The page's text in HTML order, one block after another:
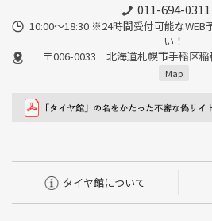
011-694-0311
10:00～18:30 ※24時間受付可能なWEB
い！
〒006-0033 北海道札幌市手稲区稲
Map
タイヤ館について